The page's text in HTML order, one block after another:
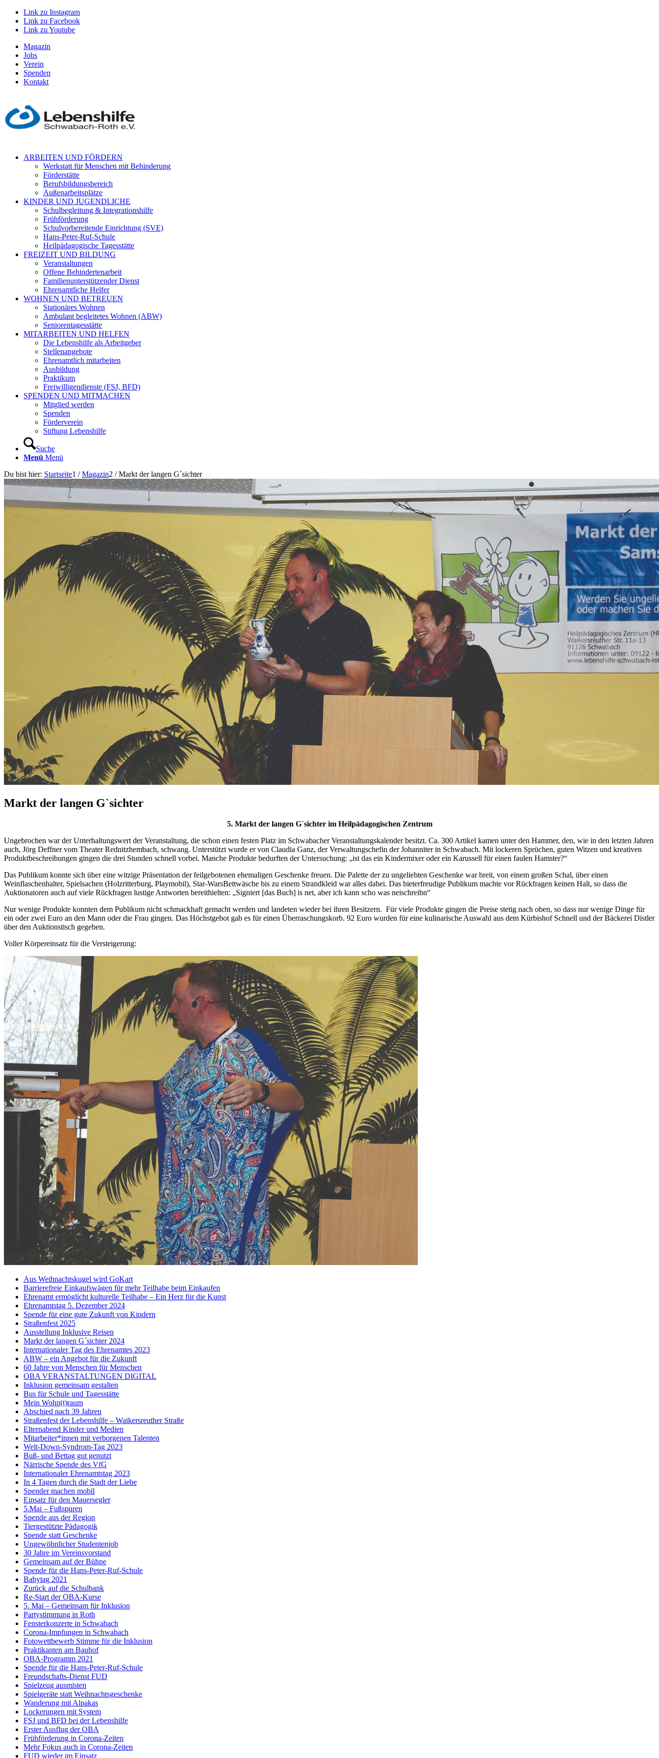
Link zu Instagram
Link zu Facebook
Link zu Youtube
Magazin
Jobs
Verein
Spenden
Kontakt
ARBEITEN UND FÖRDERN
Werkstatt für Menschen mit Behinderung
Förderstätte
Berufsbildungsbereich
Außenarbeitsplätze
KINDER UND JUGENDLICHE
Schulbegleitung & Integrationshilfe
Frühförderung
Schulvorbereitende Einrichtung (SVE)
Hans-Peter-Ruf-Schule
Heilpädagogische Tagesstätte
FREIZEIT UND BILDUNG
Veranstaltungen
Offene Behindertenarbeit
Familienunterstützender Dienst
Ehrenamtliche Helfer
WOHNEN UND BETREUEN
Stationäres Wohnen
Ambulant begleitetes Wohnen (ABW)
Seniorentagesstätte
MITARBEITEN UND HELFEN
Die Lebenshilfe als Arbeitgeber
Stellenangebote
Ehrenamtlich mitarbeiten
Ausbildung
Praktikum
Freiwilligendienste (FSJ, BFD)
SPENDEN UND MITMACHEN
Mitglied werden
Spenden
Förderverein
Stiftung Lebenshilfe
Suche
Menü Menü
Du bist hier: Startseite1 / Magazin2 / Markt der langen G´sichter
Markt der langen G`sichter
5. Markt der langen G`sichter im Heilpädagogischen Zentrum
Ungebrochen war der Unterhaltungswert der Veranstaltung, die schon einen festen Platz im Schwabacher Veranstaltungskalender besitzt. Ca. 300 Artikel kamen unter den Hammer, den, wie in den letzten Jahren
auch, Jörg Deffner vom Theater Rednitzhembach, schwang. Unterstützt wurde er von Claudia Ganz, der Verwaltungschefin der Johanniter in Schwabach. Mit lockeren Sprüchen, guten Witzen und kreativen
Produktbeschreibungen gingen die drei Stunden schnell vorbei. Manche Produkte bedurften der Untersuchung: „ist das ein Kindermixer oder ein Karussell für einen faulen Hamster?“
Das Publikum konnte sich über eine witzige Präsentation der feilgebotenen ehemaligen Geschenke freuen. Die Palette der zu ungeliebten Geschenke war breit, von einem großen Schal, über einen
Weinflaschenhalter, Spielsachen (Holzritterburg, Playmobil), Star-WarsBettwäsche bis zu einem Strandkleid war alles dabei. Das bieterfreudige Publikum machte vor Rückfragen keinen Halt, so dass die
Auktionatoren auch auf viele Rückfragen lustige Antworten bereithielten: „Signiert [das Buch] is net, aber ich kann scho was neischreibn“
Nur wenige Produkte konnten dem Publikum nicht schmackhaft gemacht werden und landeten wieder bei ihren Besitzern. Für viele Produkte gingen die Preise stetig nach oben, so dass nur wenige Dinge für
ein oder zwei Euro an den Mann oder die Frau gingen. Das Höchstgebot gab es für einen Überraschungskorb. 92 Euro wurden für eine kulinarische Auswahl aus dem Kürbishof Schnell und der Bäckerei Distler
über den Auktionstisch gegeben.
Voller Körpereinsatz für die Versteigerung:
Aus Weihnachtskugel wird GoKart
Barrierefreie Einkaufswägen für mehr Teilhabe beim Einkaufen
Ehrenamt ermöglicht kulturelle Teilhabe – Ein Herz für die Kunst
Ehrenamtstag 5. Dezember 2024
Spende für eine gute Zukunft von Kindern
Straßenfest 2025
Ausstellung Inklusive Reisen
Markt der langen G´sichter 2024
Internationaler Tag des Ehrenamtes 2023
ABW – ein Angebot für die Zukunft
60 Jahre von Menschen für Menschen
OBA VERANSTALTUNGEN DIGITAL
Inklusion gemeinsam gestalten
Bus für Schule und Tagesstätte
Mein Wohn(t)raum
Abschied nach 39 Jahren
Straßenfest der Lebenshilfe – Waikersreuther Straße
Elternabend Kinder und Medien
Mitarbeiter*innen mit verborgenen Talenten
Welt-Down-Syndrom-Tag 2023
Buß- und Bettag gut genutzt
Närrische Spende des VfG
Internationaler Ehrenamtstag 2023
In 4 Tagen durch die Stadt der Liebe
Spender machen mobil
Einsatz für den Mauersegler
5.Mai – Fußspuren
Spende aus der Region
Tiergestützte Pädagogik
Spende statt Geschenke
Ungewöhnlicher Studentenjob
30 Jahre im Vereinsvorstand
Gemeinsam auf der Bühne
Spende für die Hans-Peter-Ruf-Schule
Babytag 2021
Zurück auf die Schulbank
Re-Start der OBA-Kurse
5. Mai – Gemeinsam für Inklusion
Partystimmung in Roth
Fensterkonzerte in Schwabach
Corona-Impfungen in Schwabach
Fotowettbewerb Stimme für die Inklusion
Praktikanten am Bauhof
OBA-Programm 2021
Spende für die Hans-Peter-Ruf-Schule
Freundschafts-Dienst FUD
Spielzeug ausmisten
Spielgeräte statt Weihnachtsgeschenke
Wanderung mit Alpakas
Lockerungen mit System
FSJ und BFD bei der Lebenshilfe
Erster Ausflug der OBA
Frühförderung in Corona-Zeiten
Mehr Fokus auch in Corona-Zeiten
FUD wieder im Einsatz